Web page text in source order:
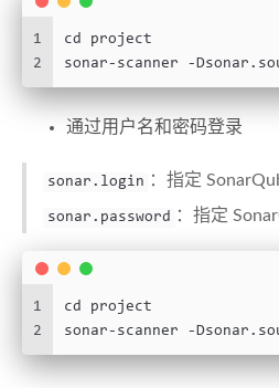
1
2
cd project
sonar-scanner -
通过用户名和密码登录
sonar.login ：指定
sonar.password ：指定
1
2
cd project
sonar-scanner -